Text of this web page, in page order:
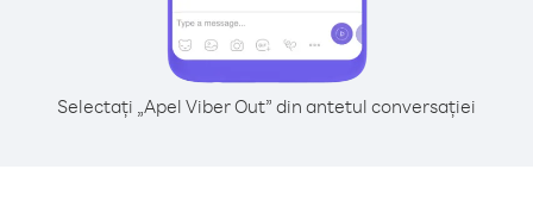
Selectați „Apel Viber Out” din antetul conversației